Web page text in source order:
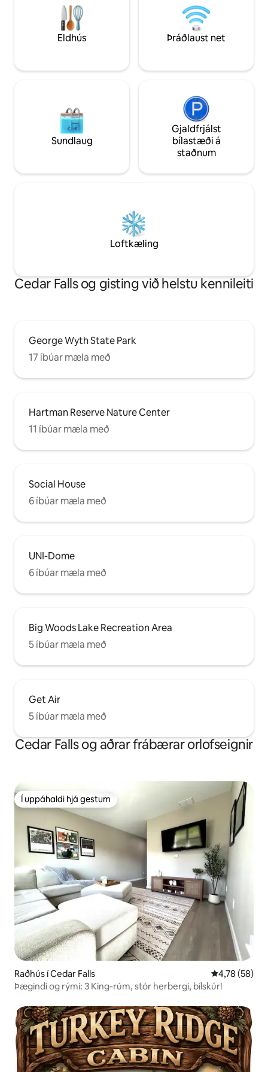
krefst þess að fara um þrjár tröppur upp
að veröndinni.
Eldhús Þráðlaust net
Sundlaug
Gjaldfrjálst
bílastæði á
staðnum
Loftkæling
Cedar Falls og gisting við helstu kennileiti
George Wyth State Park
17 íbúar mæla með
Hartman Reserve Nature Center
11 íbúar mæla með
Social House
6 íbúar mæla með
UNI-Dome
6 íbúar mæla með
Big Woods Lake Recreation Area
5 íbúar mæla með
Get Air
5 íbúar mæla með
Cedar Falls og aðrar frábærar orlofseignir
Í uppáhaldi hjá gestum
Í uppáhaldi hjá gestum
Raðhús í Cedar Falls 4,78 af 5 í
4,78 (58)
Þægindi og rými: 3 King-rúm, stór herbergi, bílskúr!